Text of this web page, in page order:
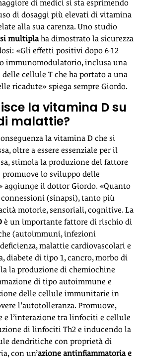
di medici si sta esprimendo
di dosaggi più elevati di vitamina
alla sua carenza. Uno studio
multiplaha dimostrato la sicurezza
«Gli effetti positivi dopo 6-12
immunomodulatorio, inclusa una
cellule T che ha portato a una
ricadute» spiega sempre Giordo.
la vitamina D su
malattie?
la vitamina D che si
oltre a essere essenziale per il
stimola la produzione del fattore
lo sviluppo delle
aggiunge il dottor Giordo. «Quanto
(sinapsi), tanto più
motorie, sensoriali, cognitive. La
è un importante fattore di rischio di
(autoimmuni, infezioni
malattie cardiovascolari e
diabete di tipo 1, cancro, morbo di
la produzione di chemiochine
di tipo autoimmune e
delle cellule immunitarie in
l’autotolleranza. Promuove,
e l’interazione tra linfociti e cellule
di linfociti Th2 e inducendo la
dendritiche con proprietà di
con un’azione antinfiammatoria e